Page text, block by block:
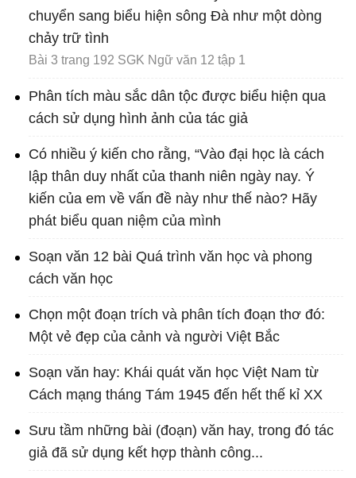
chuyển sang biểu hiện sông Đà như một dòng
chảy trữ tình
Bài 3 trang 192 SGK Ngữ văn 12 tập 1
Phân tích màu sắc dân tộc được biểu hiện qua
cách sử dụng hình ảnh của tác giả
Có nhiều ý kiến cho rằng, “Vào đại học là cách
lập thân duy nhất của thanh niên ngày nay. Ý
kiến của em về vấn đề này như thế nào? Hãy
phát biểu quan niệm của mình
Soạn văn 12 bài Quá trình văn học và phong
cách văn học
Chọn một đoạn trích và phân tích đoạn thơ đó:
Một vẻ đẹp của cảnh và người Việt Bắc
Soạn văn hay: Khái quát văn học Việt Nam từ
Cách mạng tháng Tám 1945 đến hết thế kỉ XX
Sưu tầm những bài (đoạn) văn hay, trong đó tác
giả đã sử dụng kết hợp thành công...